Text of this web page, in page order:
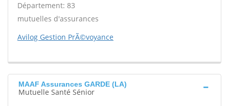
Département: 83
mutuelles d'assurances
Avilog Gestion PrÃ©voyance
MAAF Assurances GARDE (LA)
Mutuelle Santé Sénior